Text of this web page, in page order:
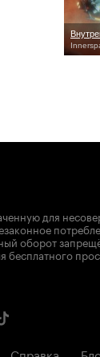
для
оборот
бесплатного